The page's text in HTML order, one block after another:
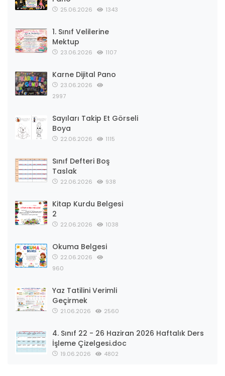
25.06.2026 1343
1. Sınıf Velilerine
Mektup
23.06.2026 1107
Karne Dijital Pano
23.06.2026
2997
Sayıları Takip Et Görseli
Boya
22.06.2026 1115
Sınıf Defteri Boş
Taslak
22.06.2026 938
Kitap Kurdu Belgesi
2
22.06.2026 1038
Okuma Belgesi
22.06.2026
960
Yaz Tatilini Verimli
Geçirmek
21.06.2026 2560
4. Sınıf 22 - 26 Haziran 2026 Haftalık Ders
İşleme Çizelgesi.doc
19.06.2026 4802